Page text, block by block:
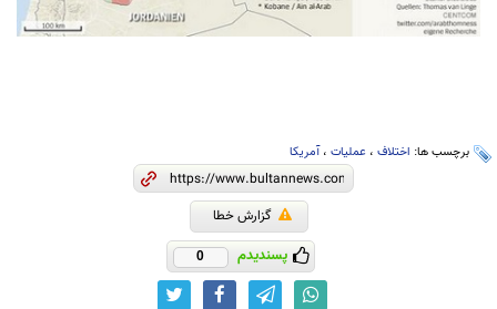
برچسب ها: اختلاف ، عملیات ،آمریکا
گزارش خطا
پسندیدم 0